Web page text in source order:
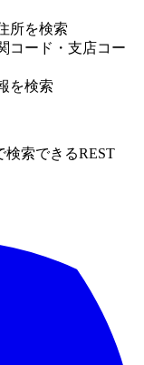
所を検索
コード・支店コー
を検索
索できるREST